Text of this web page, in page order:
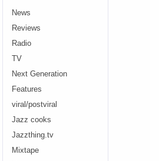
News
Reviews
Radio
TV
Next Generation
Features
viral/postviral
Jazz cooks
Jazzthing.tv
Mixtape